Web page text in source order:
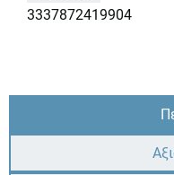
3337872419904